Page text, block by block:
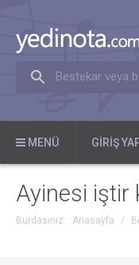
Bestekar veya
MENÜ GIRIŞ
Ayinesi iştir
Burdasınız: Anasayfa /